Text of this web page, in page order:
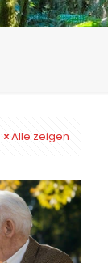
Alle zeigen